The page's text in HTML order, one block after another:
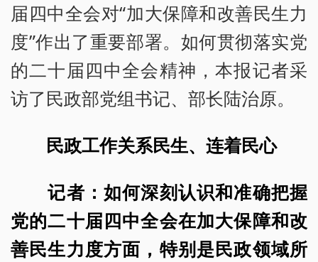
届四中全会对“加大保障和改善民生力
度”作出了重要部署。如何贯彻落实党
的二十届四中全会精神，本报记者采
访了民政部党组书记、部长陆治原。
民政工作关系民生、连着民心
记者：如何深刻认识和准确把握
党的二十届四中全会在加大保障和改
善民生力度方面，特别是民政领域所